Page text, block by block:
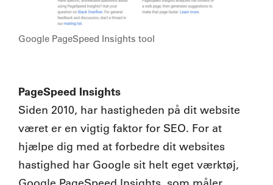
Google PageSpeed Insights tool
PageSpeed Insights
Siden 2010, har hastigheden på dit website
været er en vigtig faktor for SEO. For at
hjælpe dig med at forbedre dit websites
hastighed har Google sit helt eget værktøj,